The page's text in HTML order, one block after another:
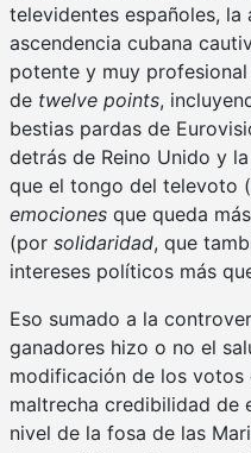
televidentes españoles,
ascendencia cubana
potente y muy
de twelve points,
bestias pardas de
detrás de Reino Unido y
que el tongo del televoto
emociones que queda
(por solidaridad, que
intereses políticos más
Eso sumado a la
ganadores hizo o no el
modificación de los votos
maltrecha credibilidad de
nivel de la fosa de las